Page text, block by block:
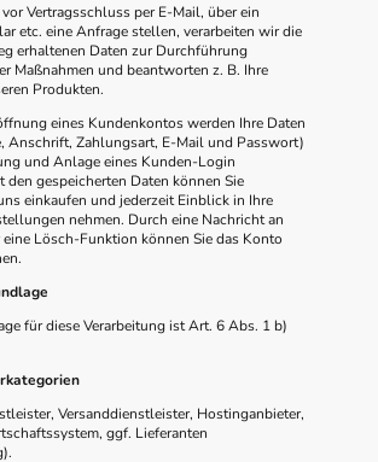
Vertragsschluss per E-Mail, über ein
etc. eine Anfrage stellen, verarbeiten wir die
erhaltenen Daten zur Durchführung
Maßnahmen und beantworten z. B. Ihre
Produkten.
eines Kundenkontos werden Ihre Daten
Anschrift, Zahlungsart, E-Mail und Passwort)
und Anlage eines Kunden-Login
den gespeicherten Daten können Sie
einkaufen und jederzeit Einblick in Ihre
nehmen. Durch eine Nachricht an
Lösch-Funktion können Sie das Konto
für diese Verarbeitung ist Art. 6 Abs. 1 b)
Versanddienstleister, Hostinganbieter,
ggf. Lieferanten